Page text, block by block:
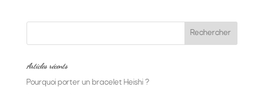
Articles récents
Pourquoi porter un bracelet Heishi ?